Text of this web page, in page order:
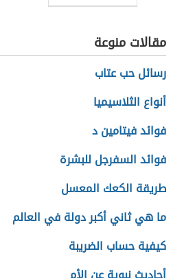
مقالات منوعة
رسائل حب عتاب
أنواع الثلاسيميا
فوائد فيتامين د
فوائد السفرجل للبشرة
طريقة الكعك المعسل
ما هي ثاني أكبر دولة في العالم
كيفية حساب الضريبة